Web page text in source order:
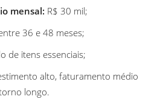
mensal: R$ 30 mil;
36 e 48 meses;
de itens essenciais;
alto, faturamento médio
longo.